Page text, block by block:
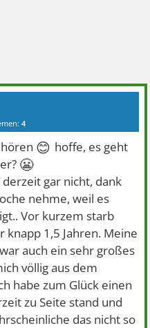
4
😊 hoffe, es geht
😬
gar nicht, dank
nehme, weil es
Vor kurzem starb
knapp 1,5 Jahren. Meine
auch ein sehr großes
völlig aus dem
habe zum Glück einen
zu Seite stand und
das nicht so